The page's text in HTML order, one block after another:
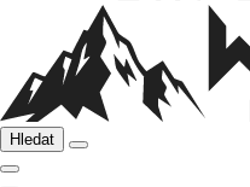
Hledat